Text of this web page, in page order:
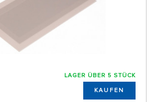
LAGER ÜBER 5 STÜCK
KAUFEN